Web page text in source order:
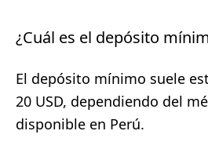
¿Cuál es el depósito
El depósito mínimo suele
20 USD, dependiendo del
disponible en Perú.